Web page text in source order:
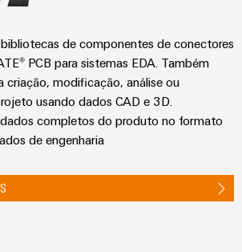
de componentes de conectores
PCB para sistemas EDA. Também
criação, modificação, análise ou
usando dados CAD e 3D.
completos do produto no formato
de engenharia